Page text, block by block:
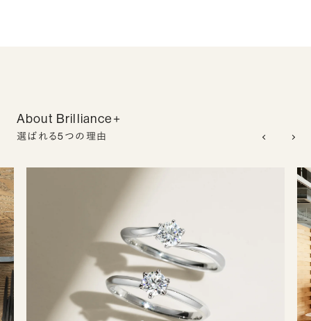
About Brilliance+
選ばれる5つの理由